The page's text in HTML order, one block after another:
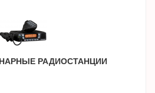
РАДИОСТАНЦИИ